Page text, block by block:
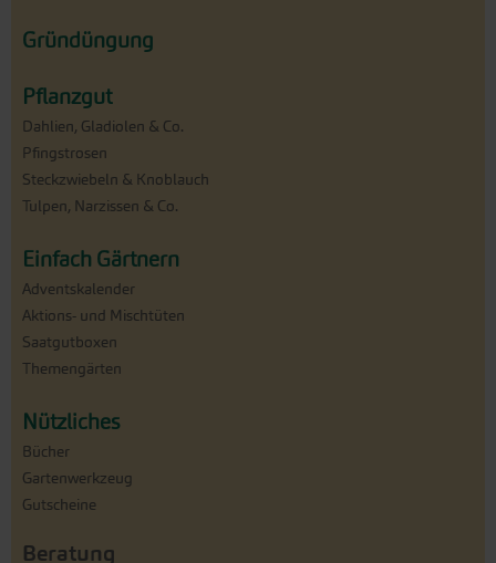
Gründüngung
Pflanzgut
Dahlien, Gladiolen & Co.
Pfingstrosen
Steckzwiebeln & Knoblauch
Tulpen, Narzissen & Co.
Einfach Gärtnern
Adventskalender
Aktions- und Mischtüten
Saatgutboxen
Themengärten
Nützliches
Bücher
Gartenwerkzeug
Gutscheine
Beratung